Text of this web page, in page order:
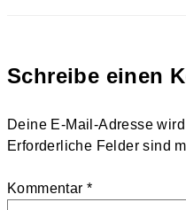
Schreibe einen
Deine E-Mail-Adresse
Erforderliche Felder sind
Kommentar*